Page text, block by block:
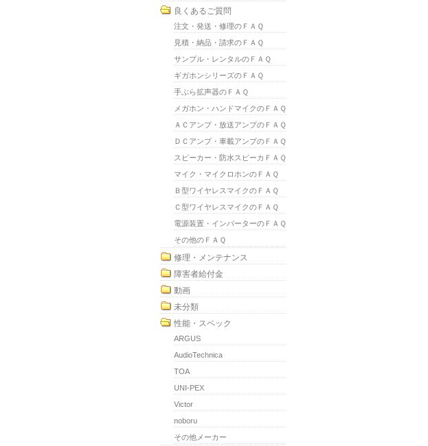
良くあるご質問
注文・発送・修理のＦＡＱ
見積・納品・請求のＦＡＱ
サンプル・レンタルのＦＡＱ
ギガホンシリーズのＦＡＱ
手ぶら拡声器のＦＡＱ
メガホン・ハンドマイクのＦＡＱ
ＡＣアンプ・放送アンプのＦＡＱ
ＤＣアンプ・車載アンプのＦＡＱ
スピーカー・防水スピーカＦＡＱ
マイク・マイクロホンのＦＡＱ
Ｂ型ワイヤレスマイクのＦＡＱ
Ｃ型ワイヤレスマイクのＦＡＱ
電源装置・インバーターのＦＡＱ
その他のＦＡＱ
修理・メンテナンス
障害者給付金
動画
未分類
性能・スペック
ARGUS
AudioTechnica
TOA
UNI-PEX
Victor
noboru
その他メーカー